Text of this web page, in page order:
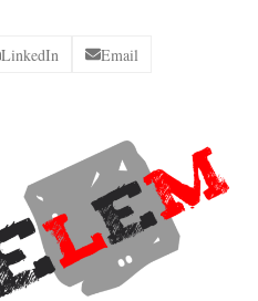
LinkedIn Email